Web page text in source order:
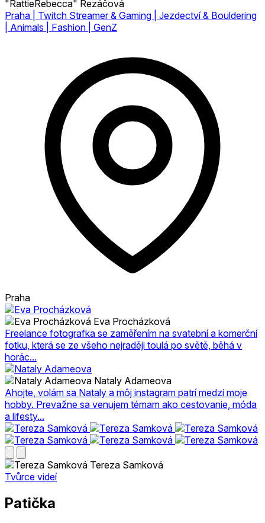
"RattieRebecca" Řezáčová
Praha | Twitch Streamer & Gaming | Jezdectví & Bouldering
| Animals | Fashion | GenZ
Praha
Eva Procházková
Freelance fotografka se zaměřením na svatební a komerční
fotku, která se ze všeho nejraději toulá po světě, běhá v
horác...
Nataly Adameova
Ahojte, volám sa Nataly a môj instagram patrí medzi moje
hobby. Prevažne sa venujem témam ako cestovanie, móda
a lifesty...
Tereza Samková
Tvůrce videí
Patička